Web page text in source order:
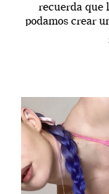
recuerda que
podamos crear
que los